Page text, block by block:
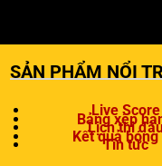
SẢN PHẨM NỔI
Live Score
Bảng xếp
Lịch thi
Kết quả bóng
Tin tức